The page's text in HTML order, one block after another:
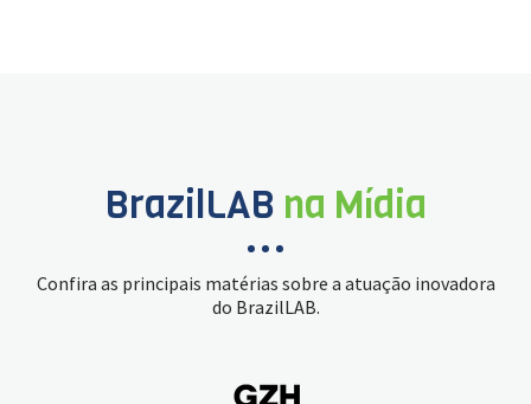
BrazilLAB na Mídia
Confira as principais matérias sobre a atuação inovadora
do BrazilLAB.